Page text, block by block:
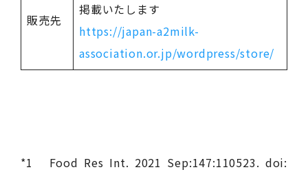
販売先
掲載いたします
https://japan-a2milk-
association.or.jp/wordpress/store/
*1 Food Res Int. 2021 Sep:147:110523. doi: